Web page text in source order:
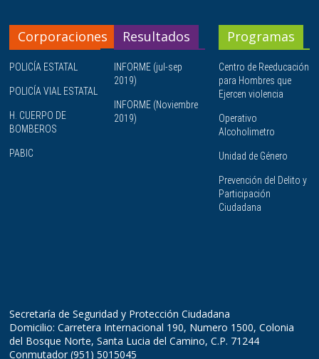
Corporaciones
POLICÍA ESTATAL
POLICÍA VIAL ESTATAL
H. CUERPO DE
BOMBEROS
PABIC
Resultados
INFORME (jul-sep
2019)
INFORME (Noviembre
2019)
Programas
Centro de Reeducación
para Hombres que
Ejercen violencia
Operativo
Alcoholimetro
Unidad de Género
Prevención del Delito y
Participación
Ciudadana
Secretaría de Seguridad y Protección Ciudadana
Domicilio: Carretera Internacional 190, Numero 1500, Colonia
del Bosque Norte, Santa Lucia del Camino, C.P. 71244
Conmutador (951) 5015045